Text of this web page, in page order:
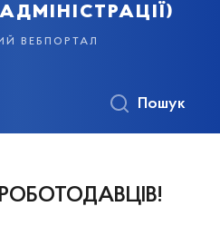
вебпортал
Пошук